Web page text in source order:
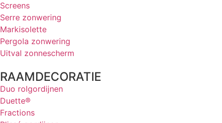
Screens
Serre zonwering
Markisolette
Pergola zonwering
Uitval zonnescherm
RAAMDECORATIE
Duo rolgordijnen
Duette®
Fractions